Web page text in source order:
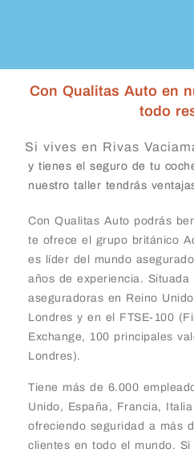
Con Qualitas Auto en
todo
Si vives en Rivas
y tienes el seguro de tu
nuestro taller tendrás
Con Qualitas Auto podrás
te ofrece el grupo británico
es líder del mundo
años de experiencia.
aseguradoras en Reino
Londres y en el FTSE-100
Exchange, 100 principales
Londres).
Tiene más de 6.000
Unido, España, Francia,
ofreciendo seguridad a más
clientes en todo el mundo.